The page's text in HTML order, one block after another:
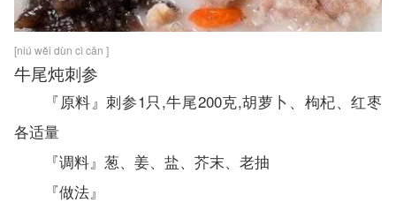
[niú wěi dùn cì cān ]
牛尾炖刺参
『原料』刺参1只,牛尾200克,胡萝卜、枸杞、红枣
各适量
『调料』葱、姜、盐、芥末、老抽
『做法』